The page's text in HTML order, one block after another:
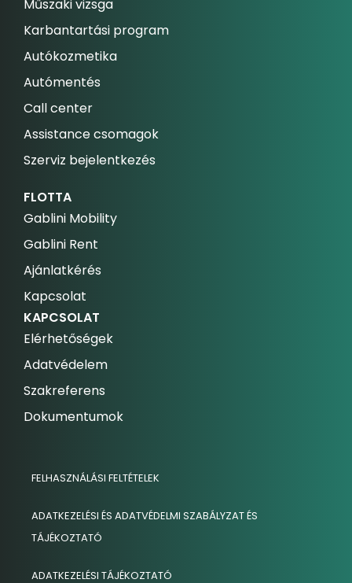
Műszaki vizsga
Karbantartási program
Autókozmetika
Autómentés
Call center
Assistance csomagok
Szerviz bejelentkezés
FLOTTA
Gablini Mobility
Gablini Rent
Ajánlatkérés
Kapcsolat
KAPCSOLAT
Elérhetőségek
Adatvédelem
Szakreferens
Dokumentumok
FELHASZNÁLÁSI FELTÉTELEK
ADATKEZELÉSI ÉS ADATVÉDELMI SZABÁLYZAT ÉS
TÁJÉKOZTATÓ
ADATKEZELÉSI TÁJÉKOZTATÓ